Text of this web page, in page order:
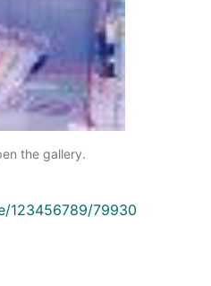
the gallery.
123456789/79930